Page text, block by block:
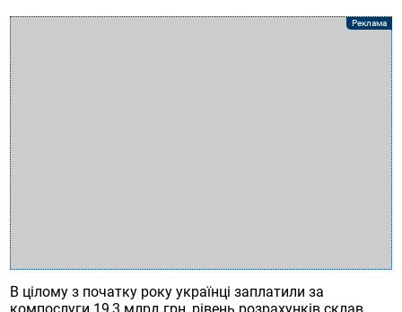
В цілому з початку року українці заплатили за